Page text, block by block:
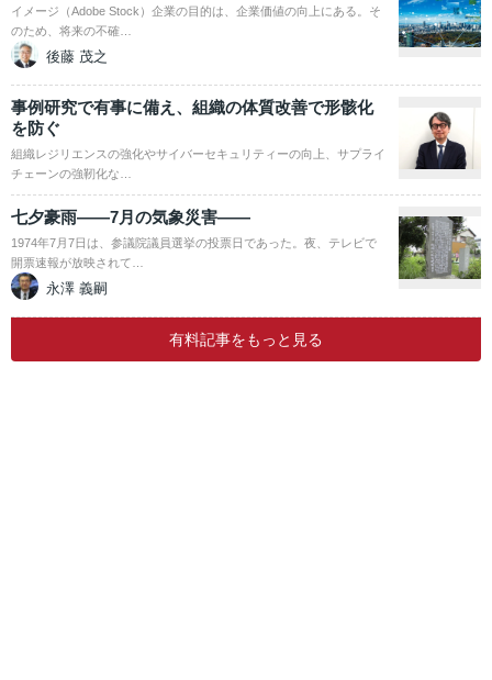
イメージ（Adobe Stock）企業の目的は、企業価値の向上にある。そ
のため、将来の不確…
後藤 茂之
事例研究で有事に備え、組織の体質改善で形骸化
を防ぐ
組織レジリエンスの強化やサイバーセキュリティーの向上、サプライ
チェーンの強靭化な…
七夕豪雨――7月の気象災害――
1974年7月7日は、参議院議員選挙の投票日であった。夜、テレビで
開票速報が放映されて…
永澤 義嗣
有料記事をもっと見る